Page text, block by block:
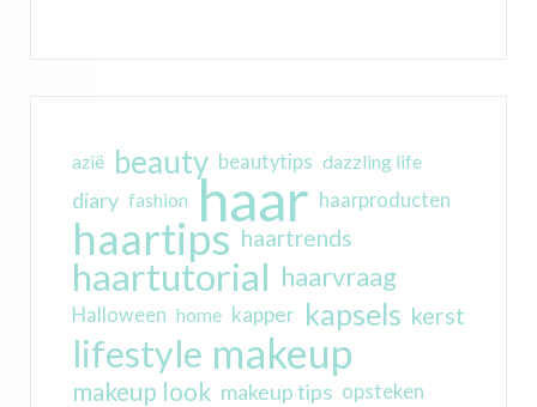
azië beauty beautytips dazzling life
diary fashion haar haarproducten
haartips haartrends
haartutorial haarvraag
Halloween home kapper kapsels kerst
lifestyle makeup
makeup look makeup tips opsteken